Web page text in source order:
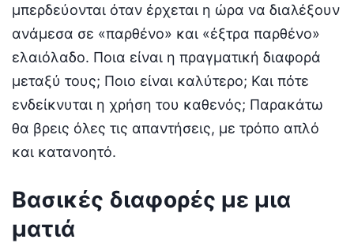
μπερδεύονται όταν έρχεται η ώρα να διαλέξουν
ανάμεσα σε «παρθένο» και «έξτρα παρθένο»
ελαιόλαδο. Ποια είναι η πραγματική διαφορά
μεταξύ τους; Ποιο είναι καλύτερο; Και πότε
ενδείκνυται η χρήση του καθενός; Παρακάτω
θα βρεις όλες τις απαντήσεις, με τρόπο απλό
και κατανοητό.
Βασικές διαφορές με μια
ματιά